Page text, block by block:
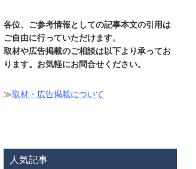
各位、ご参考情報としての記事本文の引用は
ご自由に行っていただけます。
取材や広告掲載のご相談は以下より承ってお
ります。お気軽にお問合せください。
≫取材・広告掲載について
人気記事